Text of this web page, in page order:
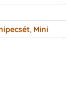
Mini